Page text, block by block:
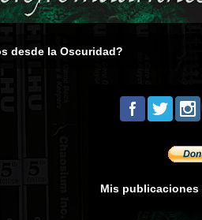
desde la Oscuridad?
Mis publicaciones